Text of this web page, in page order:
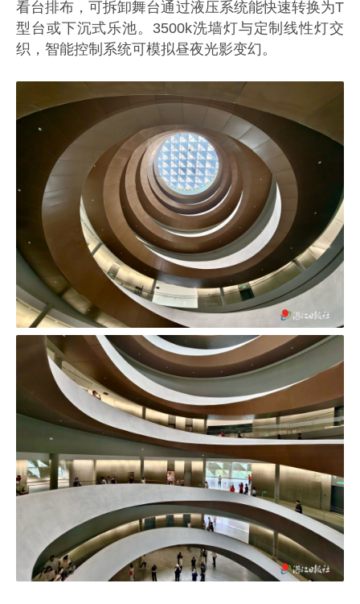
看台排布，可拆卸舞台通过液压系统能快速转换为T
型台或下沉式乐池。3500k洗墙灯与定制线性灯交
织，智能控制系统可模拟昼夜光影变幻。